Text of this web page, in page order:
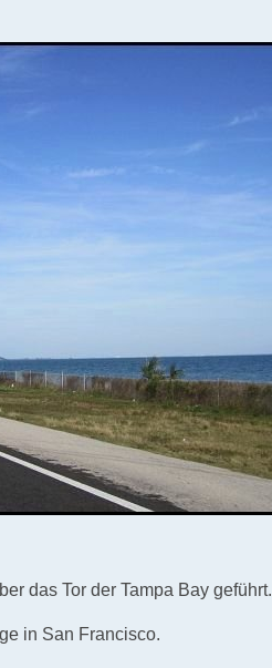
das Tor der Tampa Bay geführt.
in San Francisco.